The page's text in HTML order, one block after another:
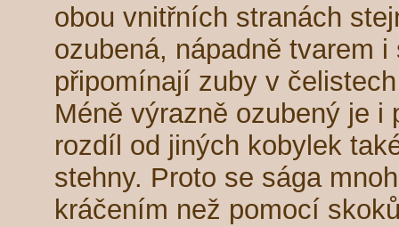
obou vnitřních stranách
ozubená, nápadně tvarem i
připomínají zuby v
Méně výrazně ozubený je i
rozdíl od jiných kobylek
stehny. Proto se sága
kráčením než pomocí